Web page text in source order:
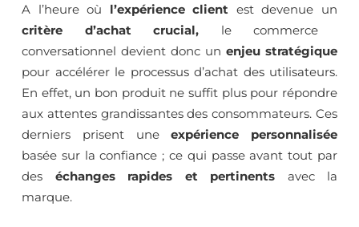
A l’heure où l’expérience client est devenue un
critère d’achat crucial, le commerce
conversationnel devient donc un enjeu stratégique
pour accélérer le processus d’achat des utilisateurs.
En effet, un bon produit ne suffit plus pour répondre
aux attentes grandissantes des consommateurs. Ces
derniers prisent uneexpérience personnalisée
basée sur la confiance ; ce qui passe avant tout par
des échanges rapides et pertinents avec la
marque.